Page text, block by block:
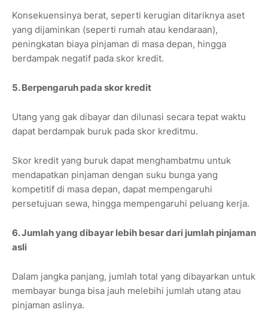
Konsekuensinya berat, seperti kerugian ditariknya aset
yang dijaminkan (seperti rumah atau kendaraan),
peningkatan biaya pinjaman di masa depan, hingga
berdampak negatif pada skor kredit.
5. Berpengaruh pada skor kredit
Utang yang gak dibayar dan dilunasi secara tepat waktu
dapat berdampak buruk pada skor kreditmu.
Skor kredit yang buruk dapat menghambatmu untuk
mendapatkan pinjaman dengan suku bunga yang
kompetitif di masa depan, dapat mempengaruhi
persetujuan sewa, hingga mempengaruhi peluang kerja.
6. Jumlah yang dibayar lebih besar dari jumlah pinjaman
asli
Dalam jangka panjang, jumlah total yang dibayarkan untuk
membayar bunga bisa jauh melebihi jumlah utang atau
pinjaman aslinya.